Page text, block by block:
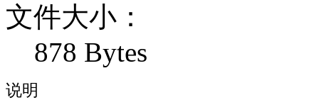
文件大小：
878 Bytes
说明